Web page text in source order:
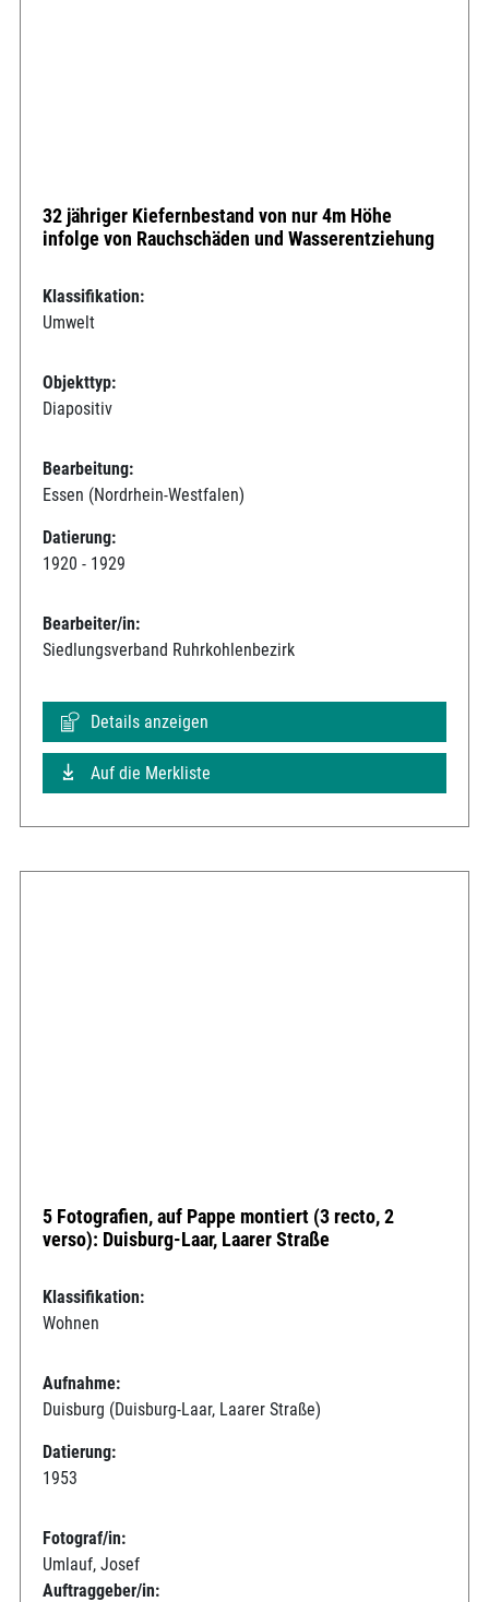
32 jähriger Kiefernbestand von nur 4m Höhe
infolge von Rauchschäden und Wasserentziehung
Klassifikation:
Umwelt
Objekttyp:
Diapositiv
Bearbeitung:
Essen (Nordrhein-Westfalen)
Datierung:
1920 - 1929
Bearbeiter/in:
Siedlungsverband Ruhrkohlenbezirk
Details anzeigen
Auf die Merkliste
5 Fotografien, auf Pappe montiert (3 recto, 2
verso): Duisburg-Laar, Laarer Straße
Klassifikation:
Wohnen
Aufnahme:
Duisburg (Duisburg-Laar, Laarer Straße)
Datierung:
1953
Fotograf/in:
Umlauf, Josef
Auftraggeber/in: